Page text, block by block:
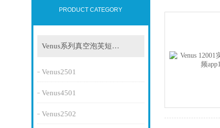
PRODUCT CATEGORY
Venus系列真空泡芙短视频app
Venus2501
Venus4501
Venus2502